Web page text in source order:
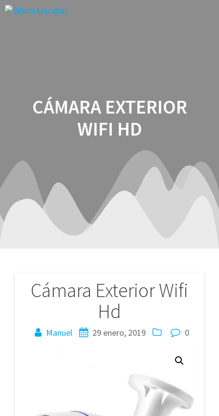
CÁMARA EXTERIOR
WIFI HD
Cámara Exterior Wifi
Hd
Manuel 29 enero, 2019 0
Navegación
entradas